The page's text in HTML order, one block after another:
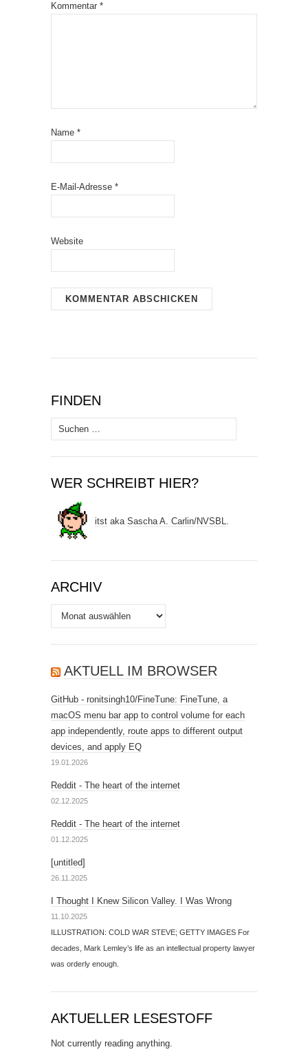
Kommentar *
Name *
E-Mail-Adresse *
Website
FINDEN
Suchen
nach:
WER SCHREIBT HIER?
itst aka Sascha A. Carlin/NVSBL.
ARCHIV
Archiv
AKTUELL IM BROWSER
GitHub - ronitsingh10/FineTune: FineTune, a
macOS menu bar app to control volume for each
app independently, route apps to different output
devices, and apply EQ
19.01.2026
Reddit - The heart of the internet
02.12.2025
Reddit - The heart of the internet
01.12.2025
[untitled]
26.11.2025
I Thought I Knew Silicon Valley. I Was Wrong
11.10.2025
ILLUSTRATION: COLD WAR STEVE; GETTY IMAGES For
decades, Mark Lemley’s life as an intellectual property lawyer
was orderly enough.
AKTUELLER LESESTOFF
Not currently reading anything.